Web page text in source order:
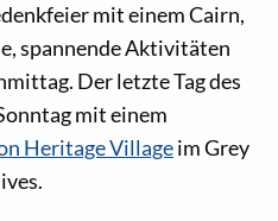
mit einem Cairn,
spannende Aktivitäten
Der letzte Tag des
mit einem
Heritage Villageim Grey